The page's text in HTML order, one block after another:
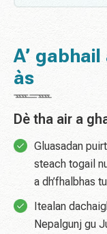
A’
às
Dè tha air a
Gluasadan
steach togail
a dh’fhalbhas tu
Itealan
Nepalgunj gu